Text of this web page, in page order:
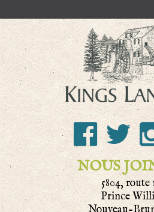
NOUS
5804, route
Prince
Nouveau-